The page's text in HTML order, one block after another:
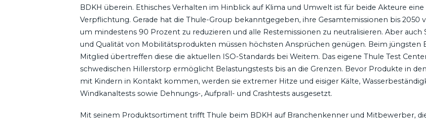
BDKH überein. Ethisches Verhalten im Hinblick auf Klima und Umwelt ist für beide Akteure eine
Verpflichtung. Gerade hat die Thule-Group bekanntgegeben, ihre Gesamtemissionen bis 2050
um mindestens 90 Prozent zu reduzieren und alle Restemissionen zu neutralisieren. Aber auch
und Qualität von Mobilitätsprodukten müssen höchsten Ansprüchen genügen. Beim jüngsten
Mitglied übertreffen diese die aktuellen ISO-Standards bei Weitem. Das eigene Thule Test
schwedischen Hillerstorp ermöglicht Belastungstests bis an die Grenzen. Bevor Produkte in
mit Kindern in Kontakt kommen, werden sie extremer Hitze und eisiger Kälte,
Windkanaltests sowie Dehnungs-, Aufprall- und Crashtests ausgesetzt.
Mit seinem Produktsortiment trifft Thule beim BDKH auf Branchenkenner und Mitbewerber,